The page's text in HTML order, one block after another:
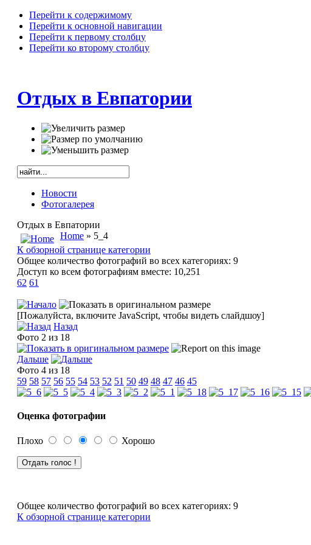
Перейти к содержимому
Перейти к основной навигации
Перейти к первому столбцу
Перейти ко второму столбцу
Отдых в Евпатории
Новости
Фотогалерея
Отдых в Евпатории
Home» 5_4
К обзорной странице категории
Общее количество фотографий во всех категориях: 9
Доступ ко всем фотографиям вместе: 10,251
62 61
[Пожалуйста, включите JavaScript, чтобы видеть слайдшоу]
Назад
Фото 2 из 18
Дальше
Фото 4 из 18
59 58 57 56 55 54 53 52 51 50 49 48 47 46 45
Оценка фотографии
Плохо Хорошо
Общее количество фотографий во всех категориях: 9
К обзорной странице категории